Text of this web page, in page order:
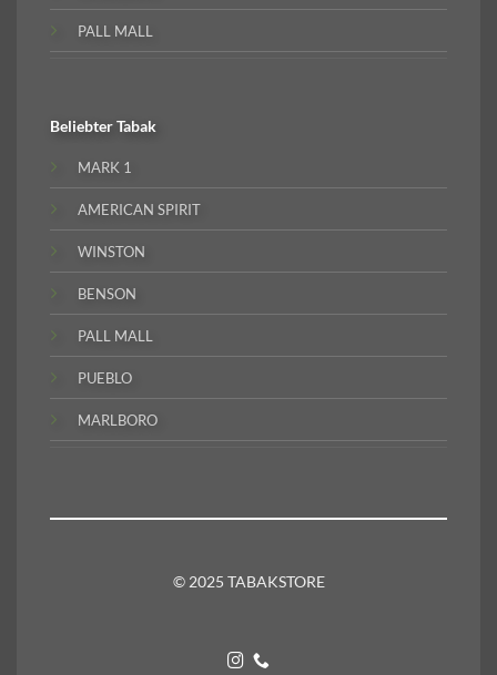
PALL MALL
BeliebterTabak
MARK 1
AMERICAN SPIRIT
WINSTON
BENSON
PALL MALL
PUEBLO
MARLBORO
© 2025 TABAKSTORE